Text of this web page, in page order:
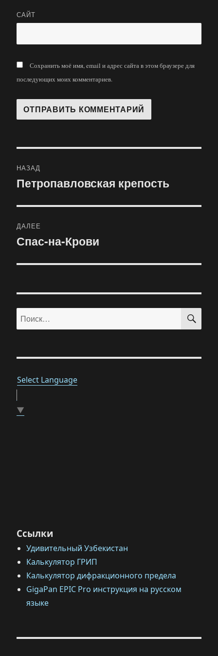
САЙТ
Сохранить моё имя, email и адрес сайта в этом браузере для
последующих моих комментариев.
по
НАЗАД
Предыдущая
Петропавловская крепость
ДАЛЕЕ
Следующая
Спас-на-Крови
Искать:
Select Language
▼
Ссылки
Удивительный Узбекистан
Калькулятор ГРИП
Калькулятор дифракционного предела
GigaPan EPIC Pro инструкция на русском
языке